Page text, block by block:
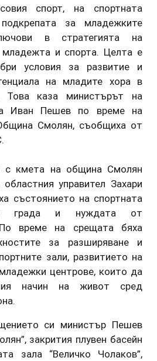
спорт, на спортната
за младежките
в стратегията на
и спорта. Целта е
условия за развитие и
на младите хора в
Това каза министърът на
Иван Пешев по време на
Смолян, съобщиха от
кмета на община Смолян
управител Захари
състоянието на спортната
в града и нуждата от
време на срещата бяха
за разширяване и
зали, развитието на
центрове, които да
начин на живот сред
си министър Пешев
закрития плувен басейн
зала “Величко Чолаков”,